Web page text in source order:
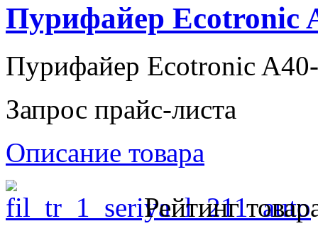
Пурифайер Ecotronic
Пурифайер Ecotronic
Запрос прайс-листа
Описание товара
Рейтинг